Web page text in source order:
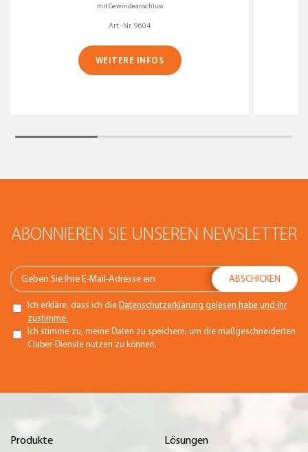
mit Gewindeanschluss
Art.-Nr. 9604
WEITERE INFOS
ABONNIEREN SIE UNSEREN NEWSLETTER
Ich erkläre, dass ich die Datenschutzerklärung gelesen habe und ihr
zustimme.
Ich stimme zu, meine Daten zu speichern, um die maßgeschneiderten
Claber-Dienste nutzen zu können.
Produkte
Lösungen